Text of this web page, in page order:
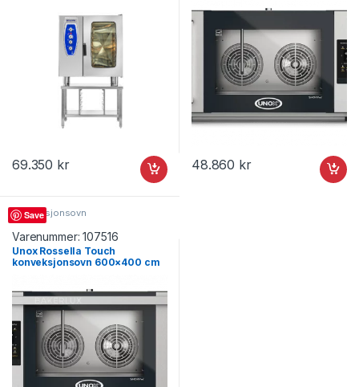
69.350 kr 48.860 kr
Save
Konveksjonsovn
Varenummer:107516
Unox Rossella Touch
konveksjonsovn 600×400 cm